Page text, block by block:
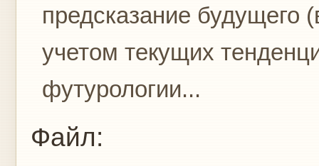
предсказание будущего
учетом текущих
футурологии...
Файл: